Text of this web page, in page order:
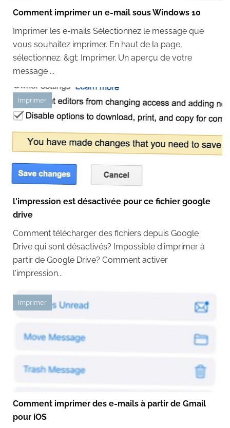
Comment imprimer un e-mail sous Windows 10
Imprimer les e-mails Sélectionnez le message que
vous souhaitez imprimer. En haut de la page,
sélectionnez. &gt; Imprimer. Un aperçu de votre
message ...
Imprimer
l'impression est désactivée pour ce fichier google
drive
Comment télécharger des fichiers depuis Google
Drive qui sont désactivés? Impossible d'imprimer à
partir de Google Drive? Comment activer
l'impression...
Imprimer
Comment imprimer des e-mails à partir de Gmail
pour iOS